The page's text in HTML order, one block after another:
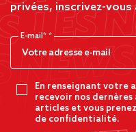
privées, inscrivez-vous
E-mail*
En renseignant votre
recevoir nos
articles et vous
de confidentialité.